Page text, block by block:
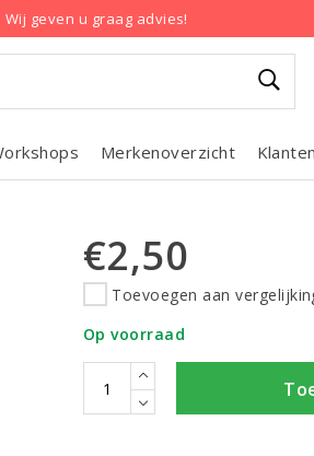
Wij geven u graag advies!
Merkenoverzicht
€2,50
Toevoegen aan
Op voorraad